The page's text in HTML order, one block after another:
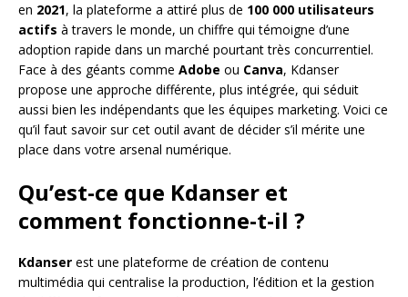
en 2021, la plateforme a attiré plus de 100 000 utilisateurs
actifs à travers le monde, un chiffre qui témoigne d’une
adoption rapide dans un marché pourtant très concurrentiel.
Face à des géants comme Adobe ou Canva, Kdanser
propose une approche différente, plus intégrée, qui séduit
aussi bien les indépendants que les équipes marketing. Voici ce
qu’il faut savoir sur cet outil avant de décider s’il mérite une
place dans votre arsenal numérique.
Qu’est-ce que Kdanser et
comment fonctionne-t-il ?
Kdanser est une plateforme de création de contenu
multimédia qui centralise la production, l’édition et la gestion